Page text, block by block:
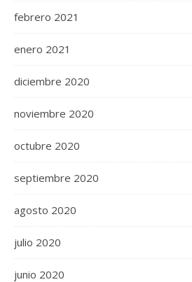
febrero 2021
enero 2021
diciembre 2020
noviembre 2020
octubre 2020
septiembre 2020
agosto 2020
julio 2020
junio 2020